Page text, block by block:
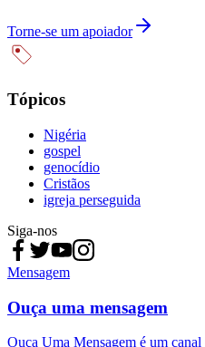
Torne-se um apoiador
Tópicos
Nigéria
gospel
genocídio
Cristãos
igreja perseguida
Siga-nos
Mensagem
Ouça uma mensagem
Ouça Uma Mensagem é um